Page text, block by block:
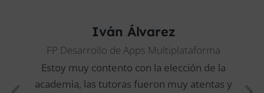
Iván Álvarez
FP Desarrollo de Apps Multiplataforma
Estoy muy contento con la elección de la
academia, las tutoras fueron muy atentas y